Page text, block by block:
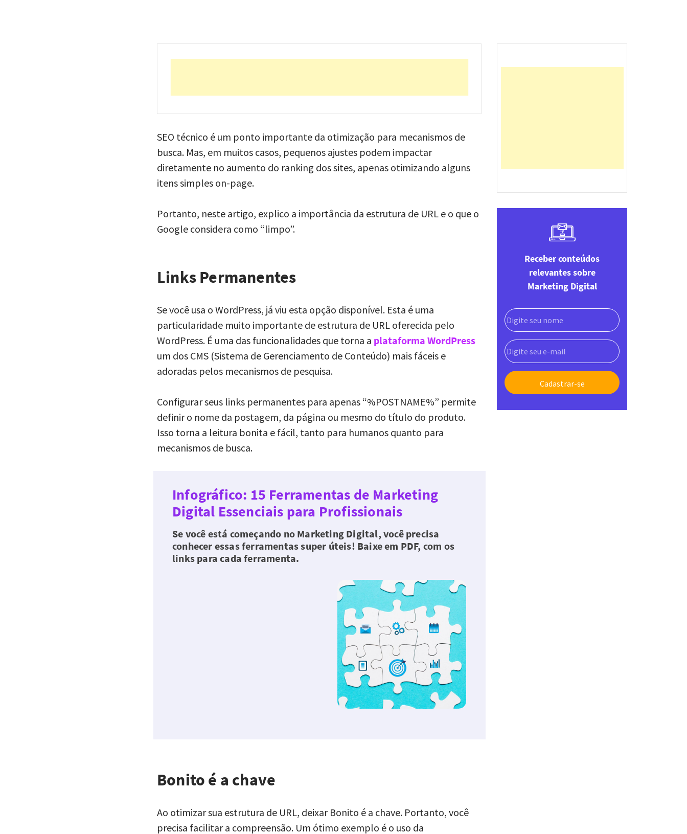
SEO técnico é um ponto importante da otimização para mecanismos de
busca. Mas, em muitos casos, pequenos ajustes podem impactar
diretamente no aumento do ranking dos sites, apenas otimizando alguns
itens simples on-page.
Portanto, neste artigo, explico a importância da estrutura de URL e o que o
Google considera como “limpo”.
Links Permanentes
Se você usa o WordPress, já viu esta opção disponível. Esta é uma
particularidade muito importante de estrutura de URL oferecida pelo
WordPress. É uma das funcionalidades que torna a plataforma WordPress
um dos CMS (Sistema de Gerenciamento de Conteúdo) mais fáceis e
adoradas pelos mecanismos de pesquisa.
Configurar seus links permanentes para apenas “%POSTNAME%” permite
definir o nome da postagem, da página ou mesmo do título do produto.
Isso torna a leitura bonita e fácil, tanto para humanos quanto para
mecanismos de busca.
Infográfico: 15 Ferramentas de Marketing
Digital Essenciais para Profissionais
Se você está começando no Marketing Digital, você precisa
conhecer essas ferramentas super úteis! Baixe em PDF, com os
links para cada ferramenta.
Bonito é a chave
Ao otimizar sua estrutura de URL, deixar Bonito é a chave. Portanto, você
precisa facilitar a compreensão. Um ótimo exemplo é o uso da
Receber conteúdos
relevantes sobre
Marketing Digital